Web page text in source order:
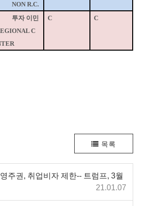
NON R.C.
투자 이민
C
C C
목록
주권, 취업비자 제한-- 트럼프, 3월
21.01.07